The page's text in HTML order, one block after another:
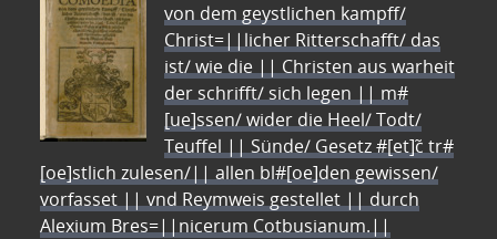
von dem geystlichen kampff/
Christ=||licher Ritterschafft/ das
ist/ wie die || Christen aus warheit
der schrifft/ sich legen || m#
[ue]ssen/ wider die Heel/ Todt/
Teuffel || Sünde/ Gesetz #[et]c̃ tr#
[oe]stlich zulesen/|| allen bl#[oe]den gewissen/
vorfasset || vnd Reymweis gestellet || durch
Alexium Bres=||nicerum Cotbusianum.||